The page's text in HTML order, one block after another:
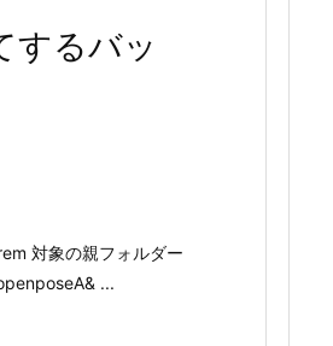
するバッ
対象の親フォルダー
...